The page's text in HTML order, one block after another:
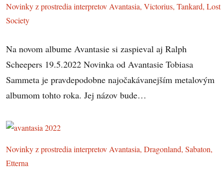
Novinky z prostredia interpretov Avantasia, Victorius, Tankard, Lost
Society
Na novom albume Avantasie si zaspieval aj Ralph
Scheepers 19.5.2022 Novinka od Avantasie Tobiasa
Sammeta je pravdepodobne najočakávanejším metalovým
albumom tohto roka. Jej názov bude…
Novinky z prostredia interpretov Avantasia, Dragonland, Sabaton,
Etterna